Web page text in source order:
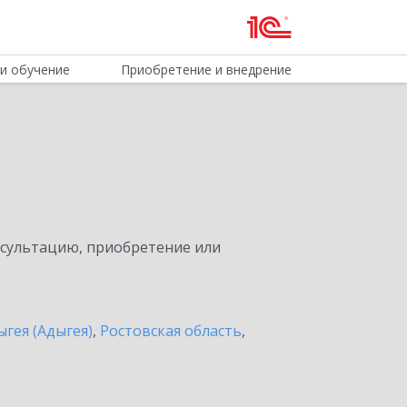
обучение Приобретение и внедрение
приобретение или
(Адыгея), Ростовская область,